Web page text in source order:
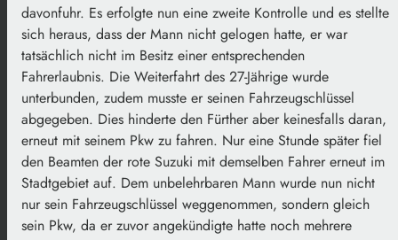
davonfuhr. Es erfolgte nun eine zweite Kontrolle und es stellte
sich heraus, dass der Mann nicht gelogen hatte, er war
tatsächlich nicht im Besitz einer entsprechenden
Fahrerlaubnis. Die Weiterfahrt des 27-Jährige wurde
unterbunden, zudem musste er seinen Fahrzeugschlüssel
abgegeben. Dies hinderte den Fürther aber keinesfalls daran,
erneut mit seinem Pkw zu fahren. Nur eine Stunde später fiel
den Beamten der rote Suzuki mit demselben Fahrer erneut im
Stadtgebiet auf. Dem unbelehrbaren Mann wurde nun nicht
nur sein Fahrzeugschlüssel weggenommen, sondern gleich
sein Pkw, da er zuvor angekündigte hatte noch mehrere